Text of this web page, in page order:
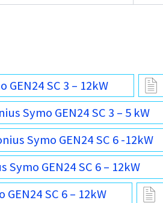
GEN24 SC 3 – 12kW
Symo GEN24 SC 3 – 5 kW
Symo GEN24 SC 6 -12kW
Symo GEN24 SC 6 – 12kW
GEN24 SC 6 – 12kW